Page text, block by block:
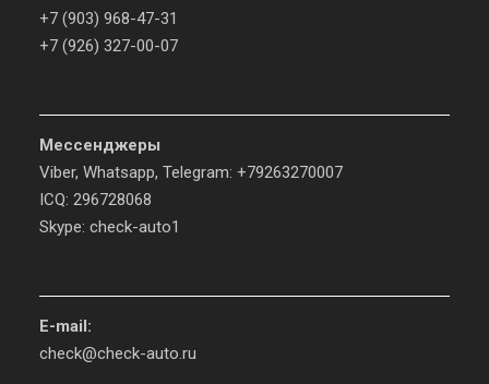
+7 (903) 968-47-31
+7 (926) 327-00-07
Мессенджеры
Viber, Whatsapp, Telegram: +79263270007
ICQ: 296728068
Skype: check-auto1
E-mail:
check@check-auto.ru